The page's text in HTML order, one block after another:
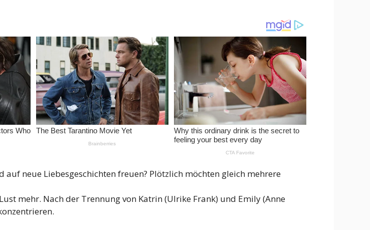
auf neue Liebesgeschichten freuen? Plötzlich möchten gleich mehrere
mehr. Nach der Trennung von Katrin (Ulrike Frank) und Emily (Anne